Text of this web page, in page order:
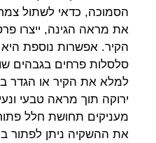
הסמוכה, כדאי לשתול
את מראה הגינה, ייצרו
הקיר. אפשרות נוספת היא
סלסלות פרחים בגבהים
למלא את הקיר או הגדר
ירוקה תוך מראה טבעי
מעניקים תחושת חלל
את ההשקיה ניתן לפתור